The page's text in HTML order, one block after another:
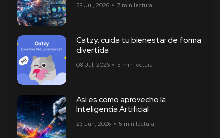
29 Jul, 2026 7 min lectura
Catzy: cuida tu bienestar de forma
divertida
08 Jul, 2026 5 min lectura
Así es como aprovecho la
Inteligencia Artificial
23 Jun, 2026 5 min lectura